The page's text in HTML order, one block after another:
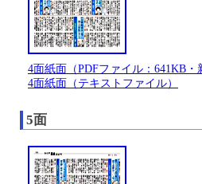
4面紙面（PDFファイル：641KB・
4面紙面（テキストファイル）
5面